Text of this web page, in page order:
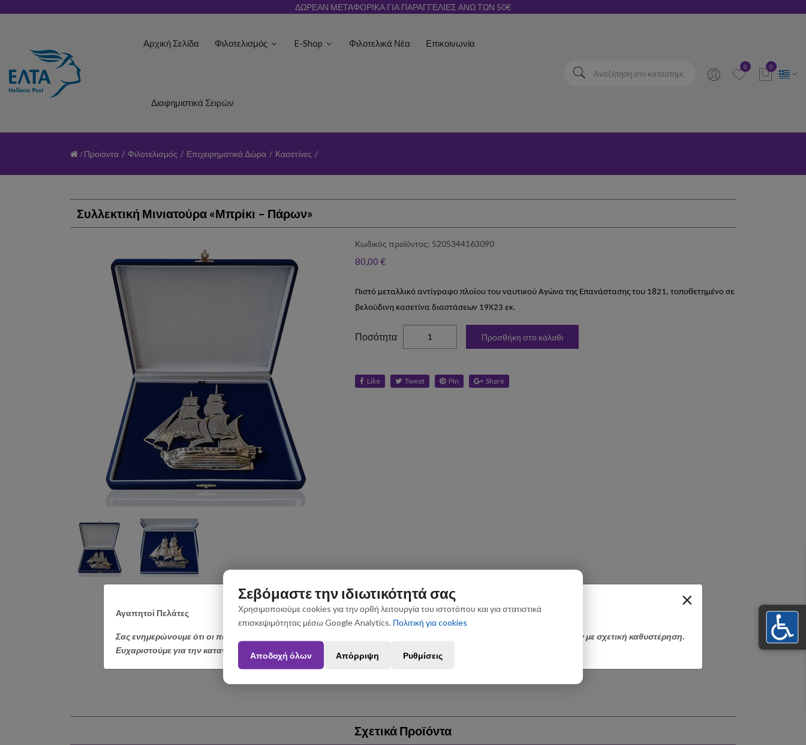
ΔΩΡΕΑΝ ΜΕΤΑΦΟΡΙΚΑ ΓΙΑ ΠΑΡΑΓΓΕΛΙΕΣ ΑΝΩ ΤΩΝ 50€
Αρχική Σελίδα Φιλοτελισμός E-Shop Φιλοτελικά Νέα Επικοινωνία
Διαφημιστικά Σειρών
elta 0 0
Προιόντα / Φιλοτελισμός / Επιχειρηματικά Δώρα / Κασετίνες /
×
Αγαπητοί Πελάτες
Σας ενημερώνουμε ότι οι παραγγελίες που θα πραγματοποιηθούν από 3 έως 31 Αυγούστου ενδέχεται να αποσταλούν με σχετική καθυστέρηση.
Ευχαριστούμε για την κατανόηση.
Συλλεκτική Μινιατούρα «Μπρίκι – Πάρων»
Κωδικός προϊόντος: 5205344163090
80,00 €
Πιστό μεταλλικό αντίγραφο πλοίου του ναυτικού Αγώνα της Επανάστασης του 1821, τοποθετημένο σε
βελούδινη κασετίνα διαστάσεων 19Χ23 εκ.
Ποσότητα Προσθήκη στο κάλαθι
Like Tweet Pin Share
Σχετικά Προϊόντα
Σεβόμαστε την ιδιωτικότητά σας
Χρησιμοποιούμε cookies για την ορθή λειτουργία του ιστοτόπου και για στατιστικά
επισκεψιμότητας μέσω Google Analytics. Πολιτική για cookies
Αποδοχή όλων Απόρριψη Ρυθμίσεις